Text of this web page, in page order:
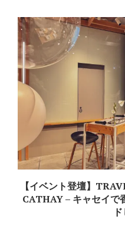
【イベント登壇】
CATHAY – キャセイで